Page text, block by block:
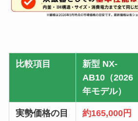
比較項目
新型 NX-
AB10（2026
年モデル）
実勢価格の目
約165,000円